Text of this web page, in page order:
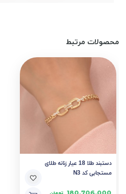
محصولات مرتبط
دستبند طلا 18 عیار زنانه طلای
مستجابی کد N3